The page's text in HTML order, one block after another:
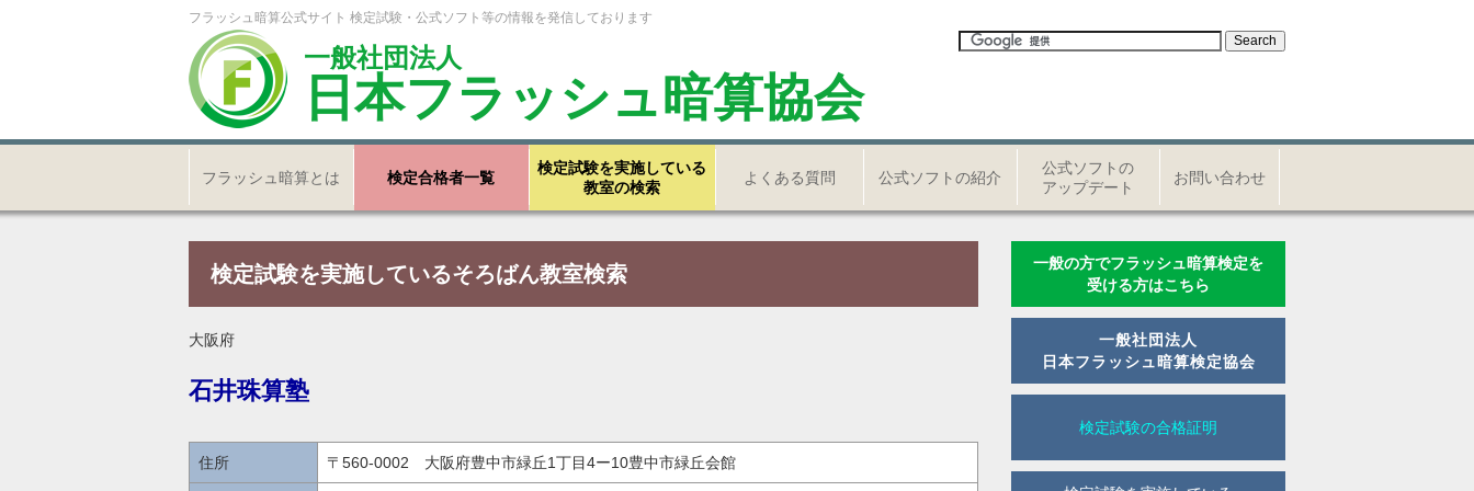
フラッシュ暗算公式サイト 検定試験・公式ソフト等の情報を発信しております
一般社団法人
日本フラッシュ暗算協会
フラッシュ暗算とは 検定合格者一覧
検定試験を実施している
教室の検索
よくある質問 公式ソフトの紹介
公式ソフトの
アップデート
お問い合わせ
検定試験を実施しているそろばん教室検索
大阪府
石井珠算塾
住所 〒560-0002 大阪府豊中市緑丘1丁目4ー10豊中市緑丘会館
一般の方でフラッシュ暗算検定を
受ける方はこちら
一般社団法人
日本フラッシュ暗算検定協会
検定試験の合格証明